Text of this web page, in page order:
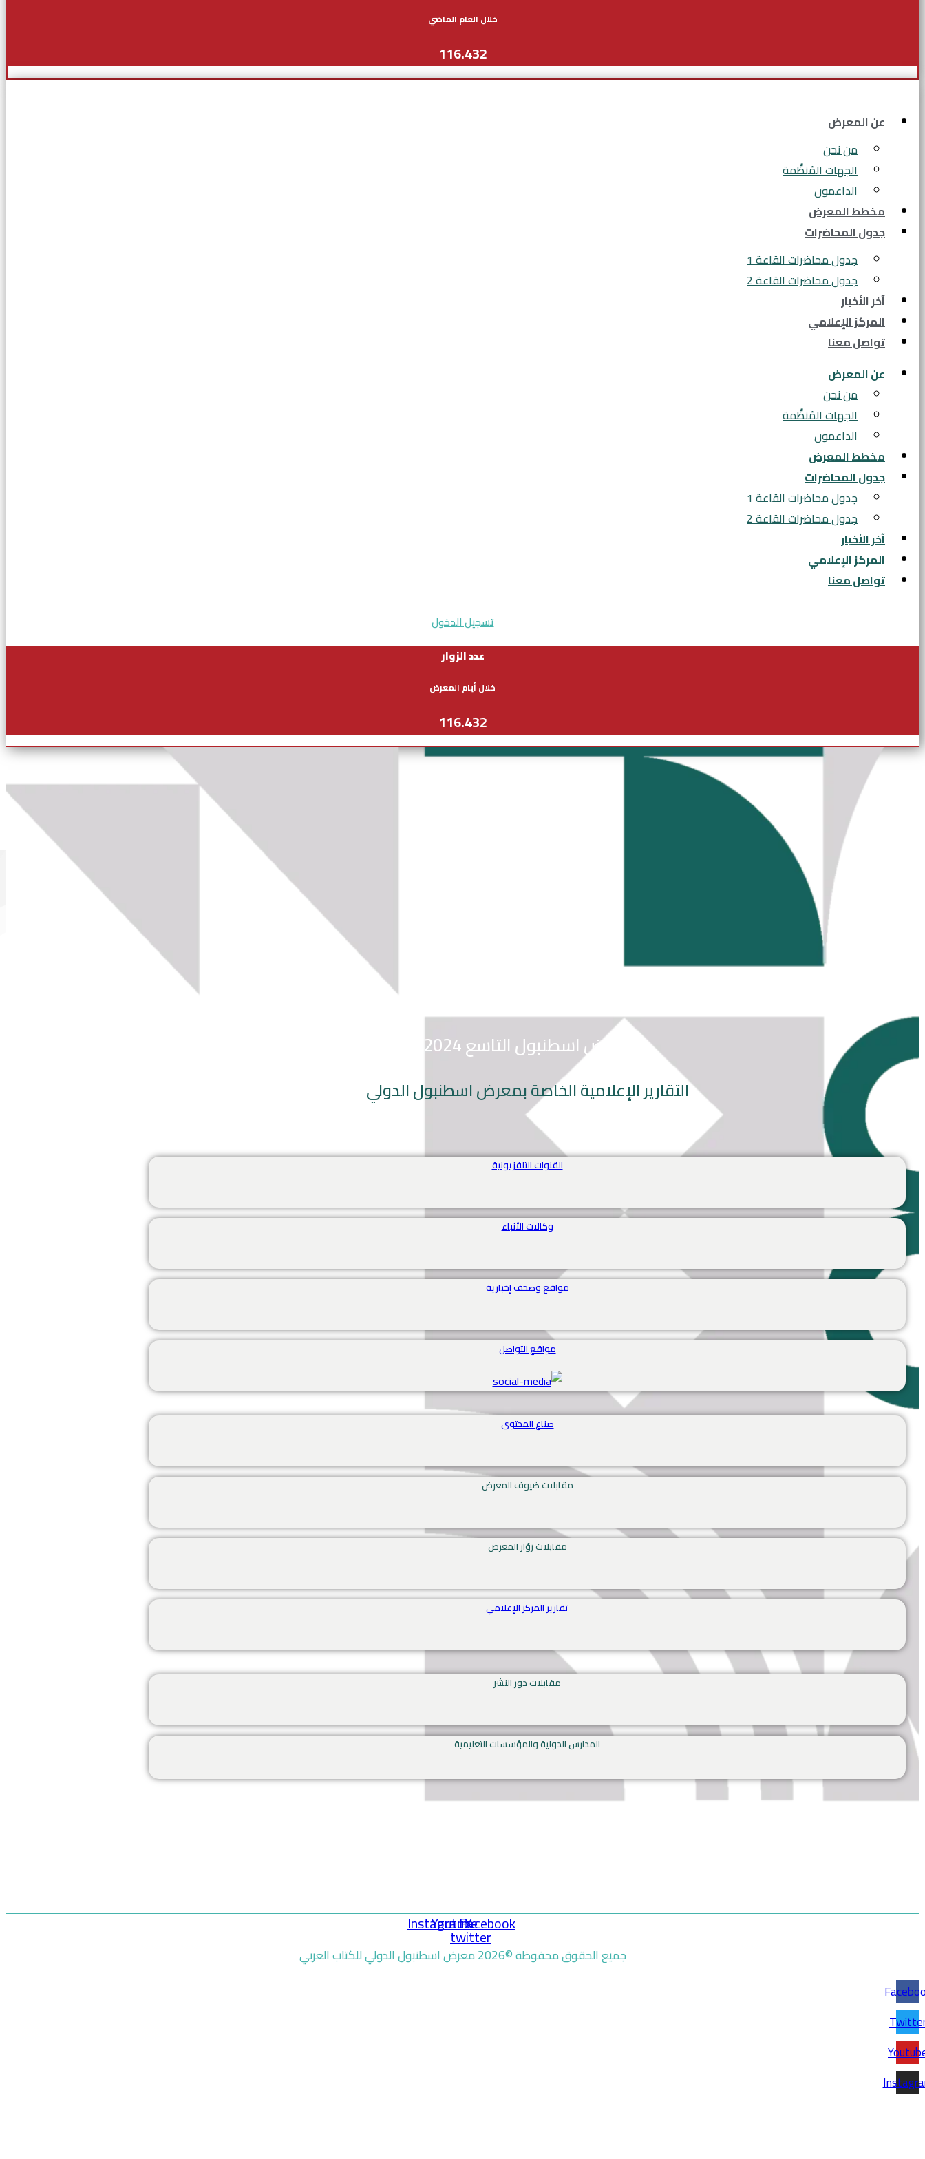
خلال العام الماضي
116.432
عن المعرض
من نحن
الجهات المُنظِّمة
الداعمون
مخطط المعرض
جدول المحاضرات
جدول محاضرات القاعة 1
جدول محاضرات القاعة 2
آخر الأخبار
المركز الإعلامي
تواصل معنا
عن المعرض
من نحن
الجهات المُنظِّمة
الداعمون
مخطط المعرض
جدول المحاضرات
جدول محاضرات القاعة 1
جدول محاضرات القاعة 2
آخر الأخبار
المركز الإعلامي
تواصل معنا
تسجيل الدخول
عدد الزوار
خلال أيام المعرض
116.432
معرض اسطنبول التاسع 2024
التقارير الإعلامية الخاصة بمعرض اسطنبول الدولي
القنوات التلفزيونية
وكالات الأنباء
مواقع وصحف إخبارية
مواقع التواصل
صناع المحتوى
مقابلات ضيوف المعرض
مقابلات زوّار المعرض
تقارير المركز الإعلامي
مقابلات دور النشر
المدارس الدولية والمؤسسات التعليمية
Facebook
X-
twitter
Youtube
Instagram
جميع الحقوق محفوظة ©2026 معرض اسطنبول الدولي للكتاب العربي